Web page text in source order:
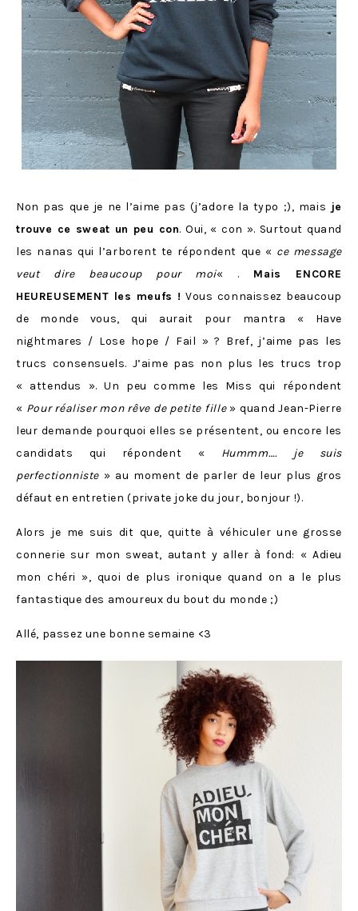
Non pas que je ne l’aime pas (j’adore la typo ;), mais je
trouve ce sweat un peu con. Oui, « con ». Surtout quand
les nanas qui l’arborent te répondent que « ce message
veut dire beaucoup pour moi« . Mais ENCORE
HEUREUSEMENT les meufs ! Vous connaissez beaucoup
de monde vous, qui aurait pour mantra « Have
nightmares / Lose hope / Fail » ? Bref, j’aime pas les
trucs consensuels. J’aime pas non plus les trucs trop
« attendus ». Un peu comme les Miss qui répondent
« Pour réaliser mon rêve de petite fille» quand Jean-Pierre
leur demande pourquoi elles se présentent, ou encore les
candidats qui répondent « Hummm…. je suis
perfectionniste » au moment de parler de leur plus gros
défaut en entretien (private joke du jour, bonjour !).
Alors je me suis dit que, quitte à véhiculer une grosse
connerie sur mon sweat, autant y aller à fond: « Adieu
mon chéri », quoi de plus ironique quand on a le plus
fantastique des amoureux du bout du monde ;)
Allé, passez une bonne semaine <3